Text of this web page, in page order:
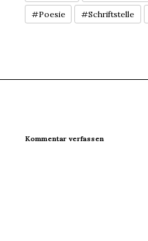
#Poesie #Schriftstelle
Kommentar verfassen